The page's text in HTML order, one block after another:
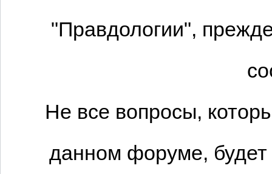
"Правдологии",
Не все вопросы,
данном форуме,